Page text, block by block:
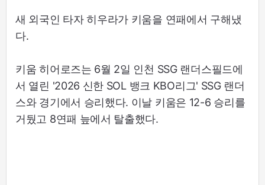
새 외국인 타자 히우라가 키움을 연패에서 구해냈
다.
키움 히어로즈는 6월 2일 인천 SSG 랜더스필드에
서 열린 '2026 신한 SOL 뱅크 KBO리그' SSG 랜더
스와 경기에서 승리했다. 이날 키움은 12-6 승리를
거뒀고 8연패 늪에서 탈출했다.